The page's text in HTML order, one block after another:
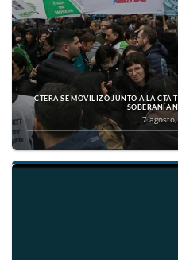
CTERA SE MOVILIZÓ JUNTO A LA CTA
SOBERANÍA
7